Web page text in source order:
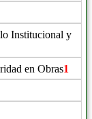
Institucional y
en Obras1